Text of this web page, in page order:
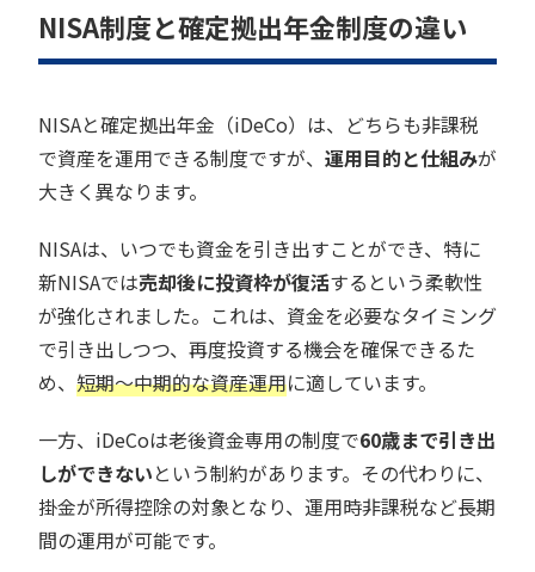
NISA制度と確定拠出年金制度の違い
NISAと確定拠出年金（iDeCo）は、どちらも非課税
で資産を運用できる制度ですが、 運用目的と仕組みが
大きく異なります。
NISAは、いつでも資金を引き出すことができ、特に
新NISAでは売却後に投資枠が復活するという柔軟性
が強化されました。これは、資金を必要なタイミング
で引き出しつつ、再度投資する機会を確保できるた
め、 短期〜中期的な資産運用に適しています。
一方、iDeCoは老後資金専用の制度で60歳まで引き出
しができないという制約があります。その代わりに、
掛金が所得控除の対象となり、運用時非課税など長期
間の運用が可能です。